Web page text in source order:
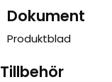
Dokument
Produktblad
Tillbehör